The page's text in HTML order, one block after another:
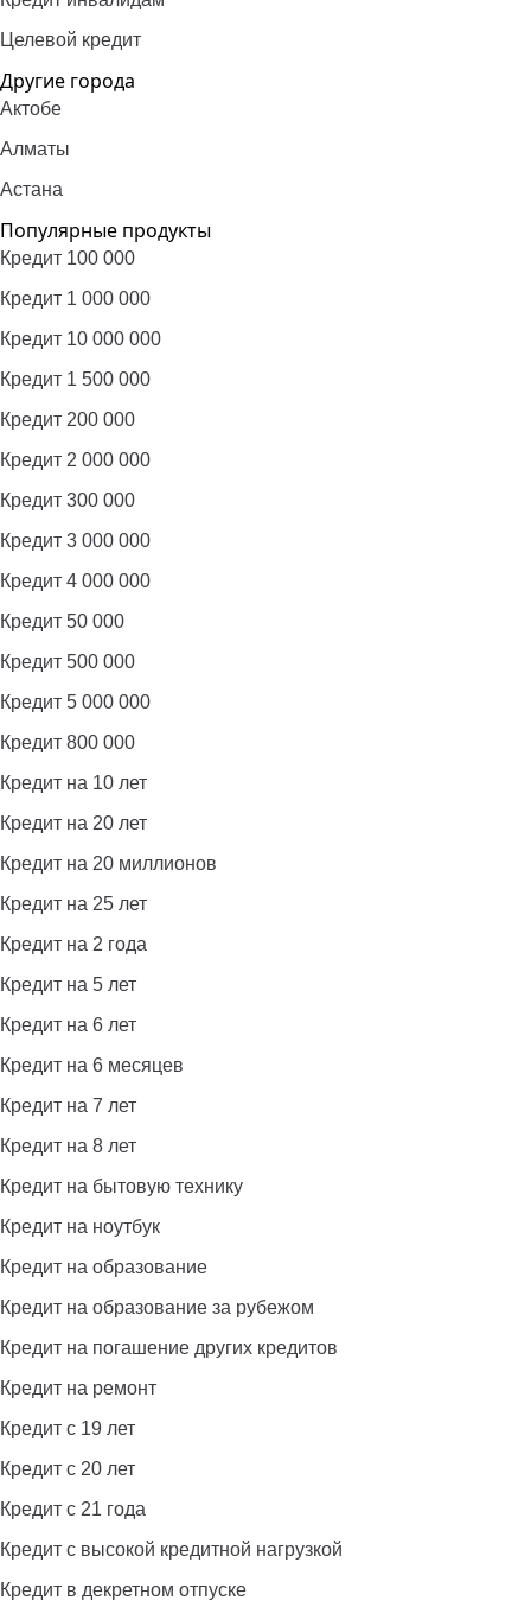
Целевой кредит
Другие города
Актобе
Алматы
Астана
Популярные продукты
Кредит 100 000
Кредит 1 000 000
Кредит 10 000 000
Кредит 1 500 000
Кредит 200 000
Кредит 2 000 000
Кредит 300 000
Кредит 3 000 000
Кредит 4 000 000
Кредит 50 000
Кредит 500 000
Кредит 5 000 000
Кредит 800 000
Кредит на 10 лет
Кредит на 20 лет
Кредит на 20 миллионов
Кредит на 25 лет
Кредит на 2 года
Кредит на 5 лет
Кредит на 6 лет
Кредит на 6 месяцев
Кредит на 7 лет
Кредит на 8 лет
Кредит на бытовую технику
Кредит на ноутбук
Кредит на образование
Кредит на образование за рубежом
Кредит на погашение других кредитов
Кредит на ремонт
Кредит с 19 лет
Кредит с 20 лет
Кредит с 21 года
Кредит с высокой кредитной нагрузкой
Кредит в декретном отпуске